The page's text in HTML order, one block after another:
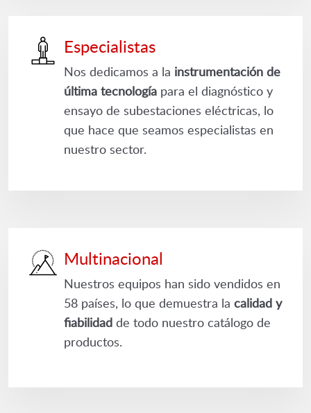
Especialistas
Nos dedicamos a la instrumentación de
última tecnología para el diagnóstico y
ensayo de subestaciones eléctricas, lo
que hace que seamos especialistas en
nuestro sector.
Multinacional
Nuestros equipos han sido vendidos en
58 países, lo que demuestra la calidad y
fiabilidad de todo nuestro catálogo de
productos.